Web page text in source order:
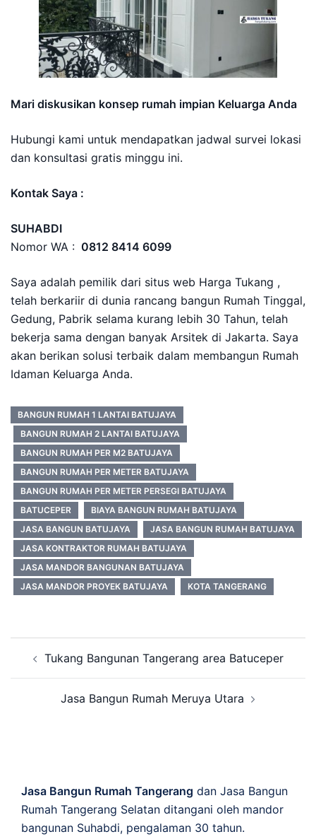
Mari diskusikan konsep rumah impian Keluarga Anda
Hubungi kami untuk mendapatkan jadwal survei lokasi
dan konsultasi gratis minggu ini.
Kontak Saya :
SUHABDI
Nomor WA : 0812 8414 6099
Saya adalah pemilik dari situs web Harga Tukang ,
telah berkariir di dunia rancang bangun Rumah Tinggal,
Gedung, Pabrik selama kurang lebih 30 Tahun, telah
bekerja sama dengan banyak Arsitek di Jakarta. Saya
akan berikan solusi terbaik dalam membangun Rumah
Idaman Keluarga Anda.
BANGUN RUMAH 1 LANTAI BATUJAYA
BANGUN RUMAH 2 LANTAI BATUJAYA
BANGUN RUMAH PER M2 BATUJAYA
BANGUN RUMAH PER METER BATUJAYA
BANGUN RUMAH PER METER PERSEGI BATUJAYA
BATUCEPER
BIAYA BANGUN RUMAH BATUJAYA
JASA BANGUN BATUJAYA
JASA BANGUN RUMAH BATUJAYA
JASA KONTRAKTOR RUMAH BATUJAYA
JASA MANDOR BANGUNAN BATUJAYA
JASA MANDOR PROYEK BATUJAYA
KOTA TANGERANG
navigation
Tukang Bangunan Tangerang area Batuceper
Jasa Bangun Rumah Meruya Utara
Jasa Bangun Rumah Tangerang dan Jasa Bangun
Rumah Tangerang Selatan ditangani oleh mandor
bangunan Suhabdi, pengalaman 30 tahun.